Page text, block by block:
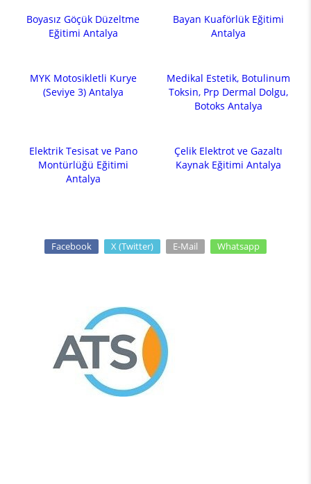
Boyasız Göçük Düzeltme
Eğitimi Antalya
Bayan Kuaförlük Eğitimi
Antalya
MYK Motosikletli Kurye
(Seviye 3) Antalya
Medikal Estetik, Botulinum
Toksin, Prp Dermal Dolgu,
Botoks Antalya
Elektrik Tesisat ve Pano
Montürlüğü Eğitimi
Antalya
Çelik Elektrot ve Gazaltı
Kaynak Eğitimi Antalya
Facebook X (Twitter) E-Mail Whatsapp